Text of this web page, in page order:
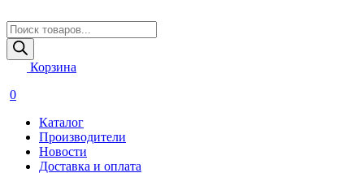
Поиск
товаров
Корзина
0
Каталог
Производители
Новости
Доставка и оплата